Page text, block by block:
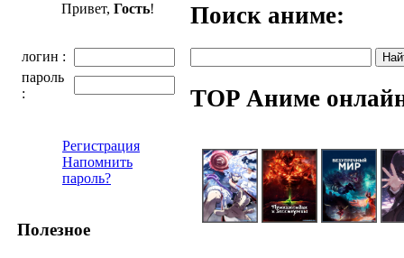
Привет, Гость!
логин :
пароль
:
Регистрация
Напомнить
пароль?
Полезное
Поиск аниме:
TOP Аниме